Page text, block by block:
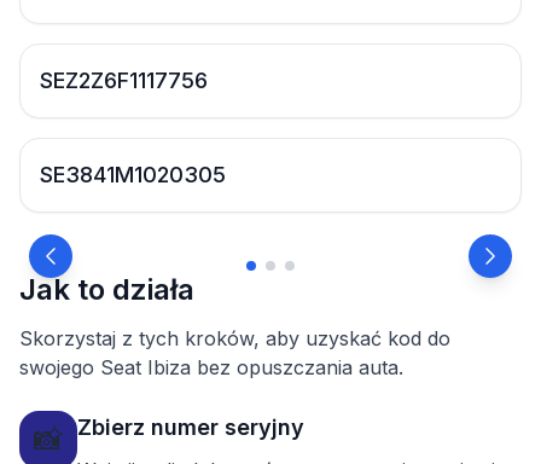
SEZ2Z6F1117756
SE3841M1020305
Jak to działa
Skorzystaj z tych kroków, aby uzyskać kod do
swojego Seat Ibiza bez opuszczania auta.
📸 Zbierz numer seryjny